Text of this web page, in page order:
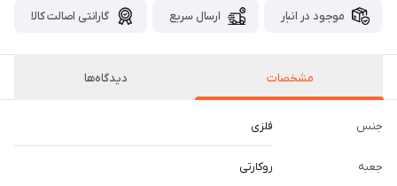
موجود در انبار ارسال سریع گارانتی اصالت کالا
مشخصات دیدگاه‌ها
جنس فلزی
جعبه روکارتی